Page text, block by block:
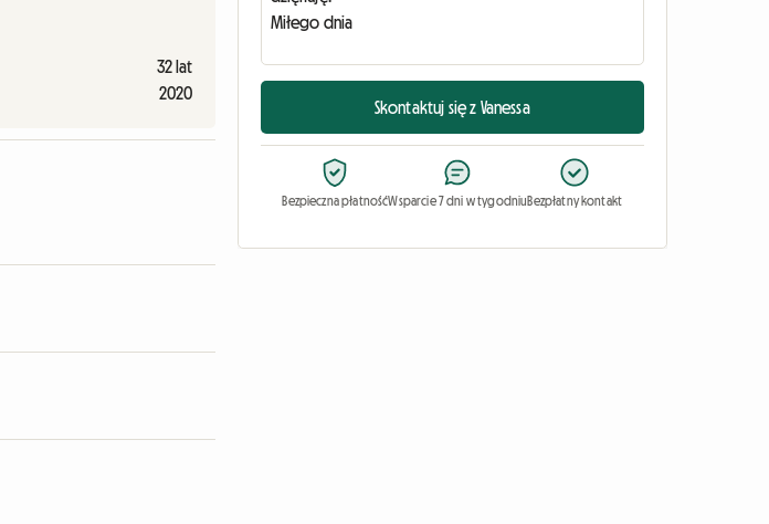
32 lat
2020
Skontaktuj się z Vanessa
Bezpieczna płatnośćWsparcie 7 dni w tygodniuBezpłatny kontakt